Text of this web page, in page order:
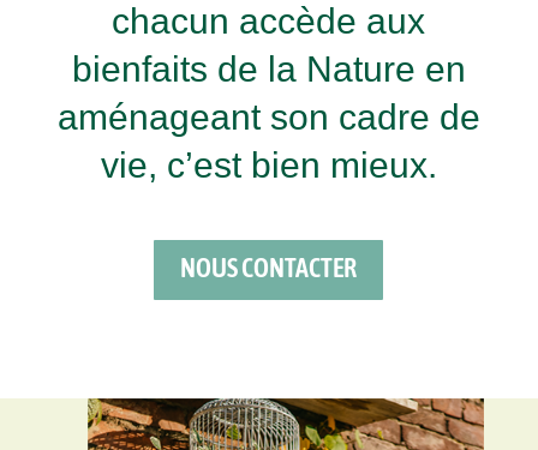
chacun accède aux
bienfaits de la Nature en
aménageant son cadre de
vie, c’est bien mieux.
NOUS CONTACTER